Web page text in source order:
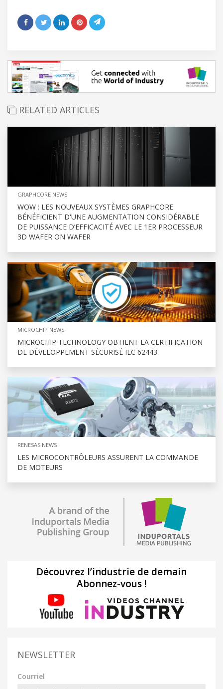
RELATED ARTICLES
GRAPHCORE NEWS
WOW : LES NOUVEAUX SYSTÈMES GRAPHCORE
BÉNÉFICIENT D'UNE AUGMENTATION CONSIDÉRABLE
DE PUISSANCE D’EFFICACITÉ AVEC LE 1ER PROCESSEUR
3D WAFER ON WAFER
MICROCHIP NEWS
MICROCHIP TECHNOLOGY OBTIENT LA CERTIFICATION
DE DÉVELOPPEMENT SÉCURISÉ IEC 62443
RENESAS NEWS
LES MICROCONTRÔLEURS ASSURENT LA COMMANDE
DE MOTEURS
Découvrez l’industrie de demain
Abonnez-vous !
NEWSLETTER
Courriel